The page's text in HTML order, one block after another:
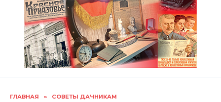
ГЛАВНАЯ » СОВЕТЫ ДАЧНИКАМ